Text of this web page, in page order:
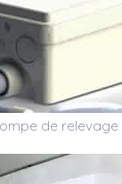
de relevage